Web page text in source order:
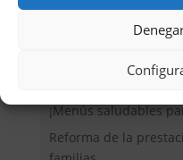
Menú de Verano 2026
La ADC participa en
de Catalunya sobre
¡Menús saludables
Reforma de la